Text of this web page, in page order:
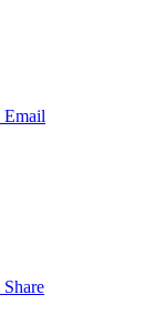
Email
Share